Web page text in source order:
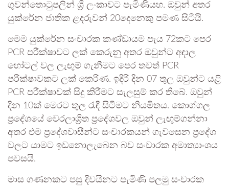
ගුවන්තොටුපලින් ශ්‍රී ලංකාවට පැමිණියහ. ඔවුන් අතර
යුක්රේන ජාතික ළදරුවන් 20දෙනෙකු පමණ සිටීයි.
මෙම යුක්රේන සංචාරක කණ්ඩායම පැය 72කට පෙර
PCR පරීක්ෂාවට ලක් කෙරුනු අතර ඔවුන්ට අඳාල
හෝටල් වල ලැඟුම් ගැනීමට පෙර තවත් PCR
පරීක්ෂාවකට ලක් කෙරිණ. ඉදිරි දින 07 තුල ඔවුන්ට යළි
PCR පරීක්ෂාවක් සිදු කිරීමට සැලසුම් කර තිබේ. ඔවුන්
දින 10ක් මෙරට තුල රැඳී සිටීමට නියමිතය. කොග්ගල
ප්‍රදේශයේ වෙරලාශ්‍රිත ප්‍රදේශවල ඔවුන් ලැඟුම්ගන්නා
අතර එම ප්‍රදේශවාසීන්ට සංචාරකයන් ගැවසෙන ප්‍රදේශ
වලට යාමට ඉඩනොලැබෙන බව සංචාරක අමාත්‍යාංශය
පවසයි.
මාස ගණනකට පසු දිවයිනට පැමිණි පලමු සංචාරක